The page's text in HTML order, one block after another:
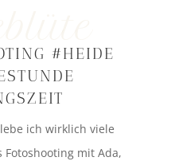
#HEIDE
ich wirklich viele
mit Ada,